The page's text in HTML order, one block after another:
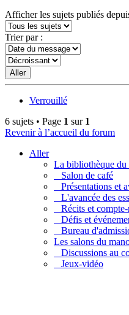
Afficher les sujets publiés
Trier par :
Verrouillé
6 sujets • Page 1 sur 1
Revenir à l’accueil du forum
Aller
La bibliothèque
Salon de café
Présentations et
L'avancée des
Récits et compte-
Défis et
Bureau
Les salons du
Discussions au
Jeux-vidéo